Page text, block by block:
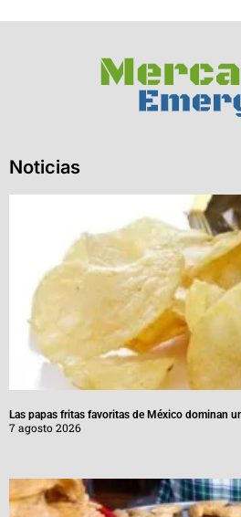
Noticias
Las papas fritas favoritas de México dominan
7 agosto 2026